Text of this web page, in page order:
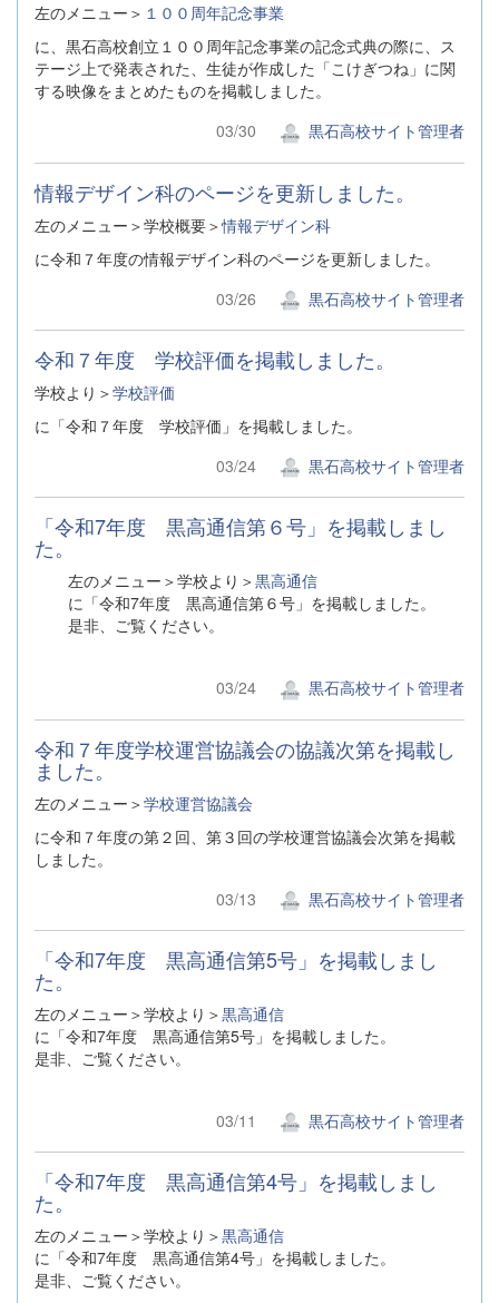
左のメニュー＞ １００周年記念事業
に、黒石高校創立１００周年記念事業の記念式典の際に、ス
テージ上で発表された、生徒が作成した「こけぎつね」に関
する映像をまとめたものを掲載しました。
03/30
黒石高校サイト管理者
情報デザイン科のページを更新しました。
左のメニュー＞学校概要＞情報デザイン科
に令和７年度の情報デザイン科のページを更新しました。
03/26
黒石高校サイト管理者
令和７年度 学校評価を掲載しました。
学校より＞学校評価
に「令和７年度 学校評価」を掲載しました。
03/24
黒石高校サイト管理者
「令和7年度 黒高通信第６号」を掲載しまし
た。
左のメニュー＞学校より＞黒高通信
に「令和7年度 黒高通信第６号」を掲載しました。
是非、ご覧ください。
03/24 黒石高校サイト管理者
令和７年度学校運営協議会の協議次第を掲載し
ました。
左のメニュー＞学校運営協議会
に令和７年度の第２回、第３回の学校運営協議会次第を掲載
しました。
03/13
黒石高校サイト管理者
「令和7年度 黒高通信第5号」を掲載しまし
た。
左のメニュー＞学校より＞黒高通信
に「令和7年度 黒高通信第5号」を掲載しました。
是非、ご覧ください。
03/11 黒石高校サイト管理者
「令和7年度 黒高通信第4号」を掲載しまし
た。
左のメニュー＞学校より＞黒高通信
に「令和7年度 黒高通信第4号」を掲載しました。
是非、ご覧ください。